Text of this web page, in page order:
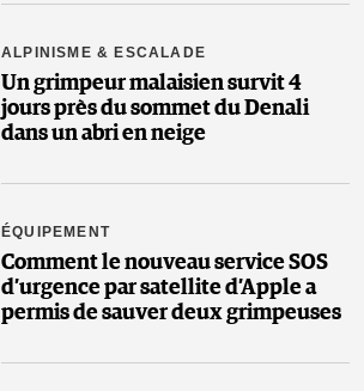
ALPINISME & ESCALADE
Un grimpeur malaisien survit 4
jours près du sommet du Denali
dans un abri en neige
ÉQUIPEMENT
Comment le nouveau service SOS
d’urgence par satellite d’Apple a
permis de sauver deux grimpeuses